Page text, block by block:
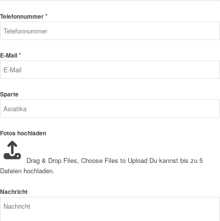
Telefonnummer*
E-Mail*
Sparte
Fotos hochladen
Drag & Drop Files, Choose Files to Upload Du kannst bis zu 5
Dateien hochladen.
Nachricht